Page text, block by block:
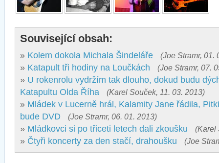
Související obsah:
» Kolem dokola Michala Šindeláře (Joe Stramr, 01.
» Katapult tři hodiny na Loučkách (Joe Stramr, 07.
» U rokenrolu vydržím tak dlouho, dokud budu
Katapultu Olda Říha
(Karel Souček, 11. 03. 2013)
» Mládek v Lucerně hrál, Kalamity Jane řádila,
bude DVD
(Joe Stramr, 06. 01. 2013)
» Mládkovci si po třiceti letech dali zkoušku (Karel
» Čtyři koncerty za den stačí, drahoušku (Joe